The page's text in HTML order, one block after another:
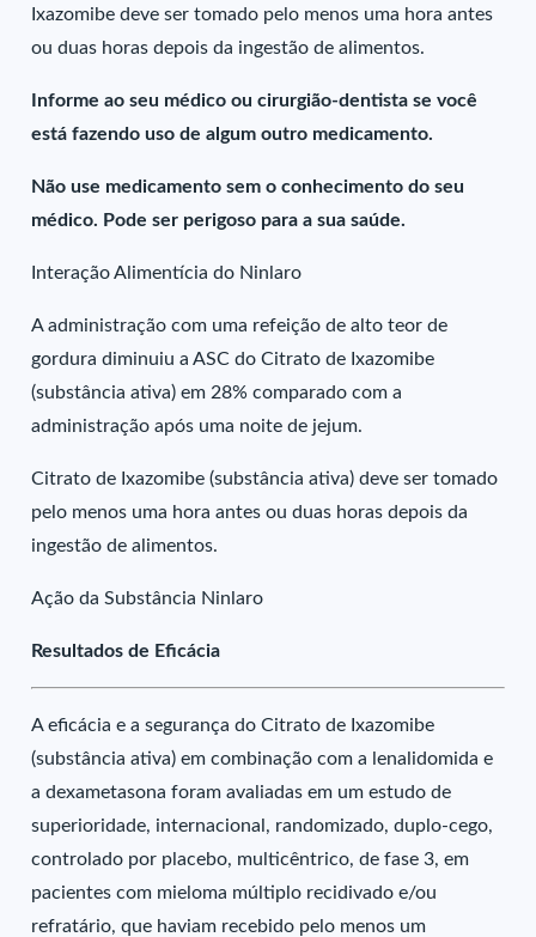
Ixazomibe deve ser tomado pelo menos uma hora antes
ou duas horas depois da ingestão de alimentos.
Informe ao seu médico ou cirurgião-dentista se você
está fazendo uso de algum outro medicamento.
Não use medicamento sem o conhecimento do seu
médico. Pode ser perigoso para a sua saúde.
Interação Alimentícia do Ninlaro
A administração com uma refeição de alto teor de
gordura diminuiu a ASC do Citrato de Ixazomibe
(substância ativa) em 28% comparado com a
administração após uma noite de jejum.
Citrato de Ixazomibe (substância ativa) deve ser tomado
pelo menos uma hora antes ou duas horas depois da
ingestão de alimentos.
Ação da Substância Ninlaro
Resultados de Eficácia
A eficácia e a segurança do Citrato de Ixazomibe
(substância ativa) em combinação com a lenalidomida e
a dexametasona foram avaliadas em um estudo de
superioridade, internacional, randomizado, duplo-cego,
controlado por placebo, multicêntrico, de fase 3, em
pacientes com mieloma múltiplo recidivado e/ou
refratário, que haviam recebido pelo menos um